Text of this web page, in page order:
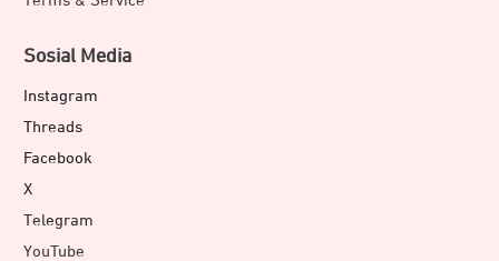
Sosial Media
Instagram
Threads
Facebook
X
Telegram
YouTube